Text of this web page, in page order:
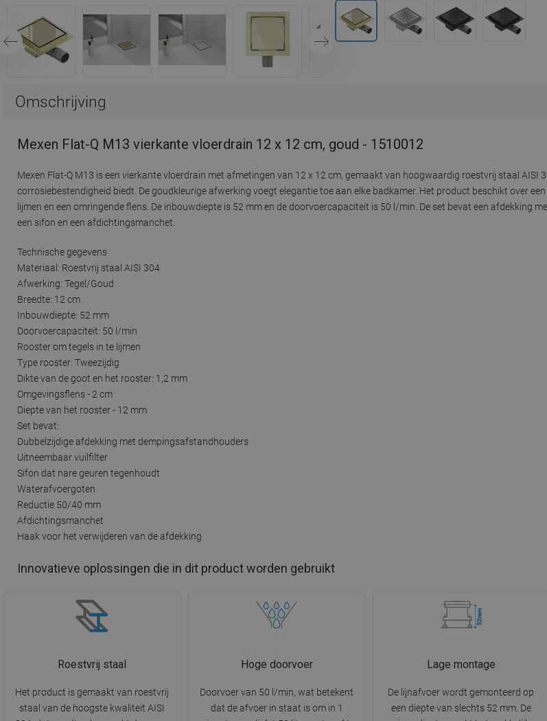
Omschrijving
Mexen Flat-Q M13 vierkante vloerdrain 12 x 12 cm, goud - 1510012
Mexen Flat-Q M13 is een vierkante vloerdrain met afmetingen van 12 x 12 cm, gemaakt van hoogwaardig roestvrij staal AISI
corrosiebestendigheid biedt. De goudkleurige afwerking voegt elegantie toe aan elke badkamer. Het product beschikt over
lijmen en een omringende flens. De inbouwdiepte is 52 mm en de doorvoercapaciteit is 50 l/min. De set bevat een afdekking
een sifon en een afdichtingsmanchet.
Technische gegevens
Materiaal: Roestvrij staal AISI 304
Afwerking: Tegel/Goud
Breedte: 12 cm
Inbouwdiepte: 52 mm
Doorvoercapaciteit: 50 l/min
Rooster om tegels in te lijmen
Type rooster: Tweezijdig
Dikte van de goot en het rooster: 1,2 mm
Omgevingsflens - 2 cm
Diepte van het rooster - 12 mm
Set bevat:
Dubbelzijdige afdekking met dempingsafstandhouders
Uitneembaar vuilfilter
Sifon dat nare geuren tegenhoudt
Waterafvoergoten
Reductie 50/40 mm
Afdichtingsmanchet
Haak voor het verwijderen van de afdekking
Innovatieve oplossingen die in dit product worden gebruikt
Roestvrij staal
Het product is gemaakt van roestvrij
staal van de hoogste kwaliteit AISI
Hoge doorvoer
Doorvoer van 50 l/min, wat betekent
dat de afvoer in staat is om in 1
Lage montage
De lijnafvoer wordt gemonteerd op
een diepte van slechts 52 mm. De